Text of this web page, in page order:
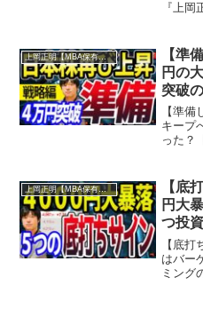
『上
剣に
MBA保
上岡正明【MBA保有の脳科学者】
【準
円の
突破
明】
【準
キープ
った？
の情
い人の
上岡正明【MBA保有の脳科学者】
【底
円大
つ投
【上
【底
はバー
ミング